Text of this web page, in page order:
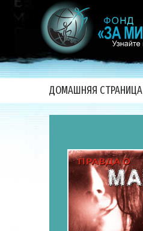
ДОМАШНЯЯ СТРАНИЦА